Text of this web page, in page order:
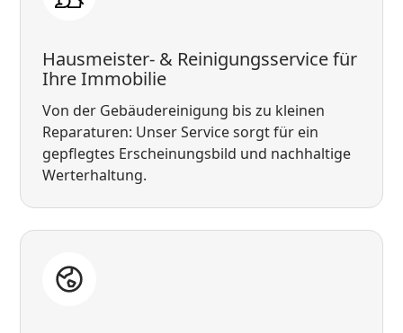
Hausmeister- & Reinigungsservice für
Ihre Immobilie
Von der Gebäudereinigung bis zu kleinen
Reparaturen: Unser Service sorgt für ein
gepflegtes Erscheinungsbild und nachhaltige
Werterhaltung.